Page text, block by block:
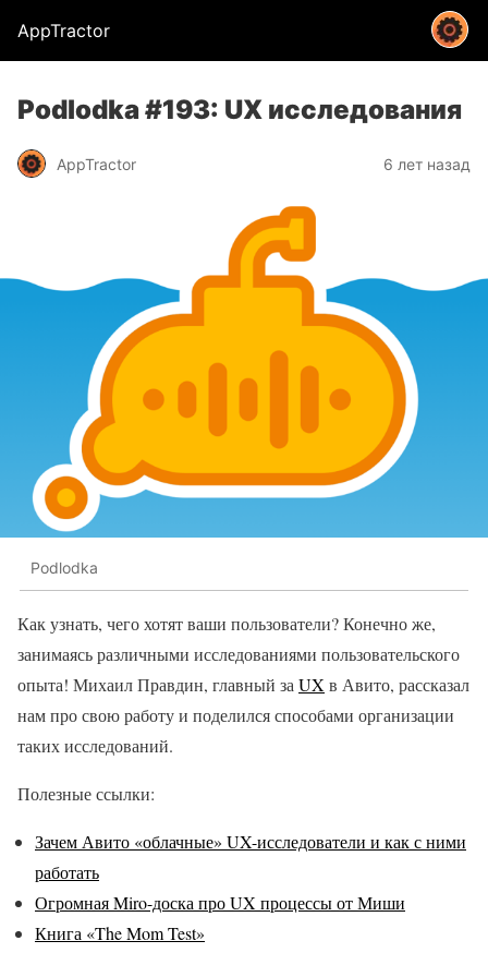
AppTractor
Podlodka #193: UX исследования
AppTractor 6 лет назад
Podlodka
Как узнать, чего хотят ваши пользователи? Конечно же,
занимаясь различными исследованиями пользовательского
опыта! Михаил Правдин, главный заUX в Авито, рассказал
нам про свою работу и поделился способами организации
таких исследований.
Полезные ссылки:
Зачем Авито «облачные» UX-исследователи и как с ними
работать
Огромная Miro-доска про UX процессы от Миши
Книга «The Mom Test»